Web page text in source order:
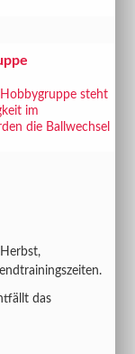
Hobbygruppe steht
im
die Ballwechsel
das